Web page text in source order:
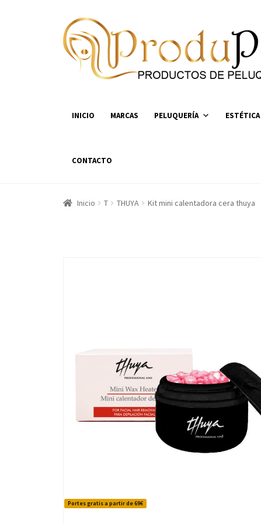
Ir
a
la
navegación
Ir
al
contenido
INICIO MARCAS PELUQUERÍA ESTÉTICA
CONTACTO
Inicio T THUYA Kit mini calentadora cera thuya
Portes gratis a partir de 69€